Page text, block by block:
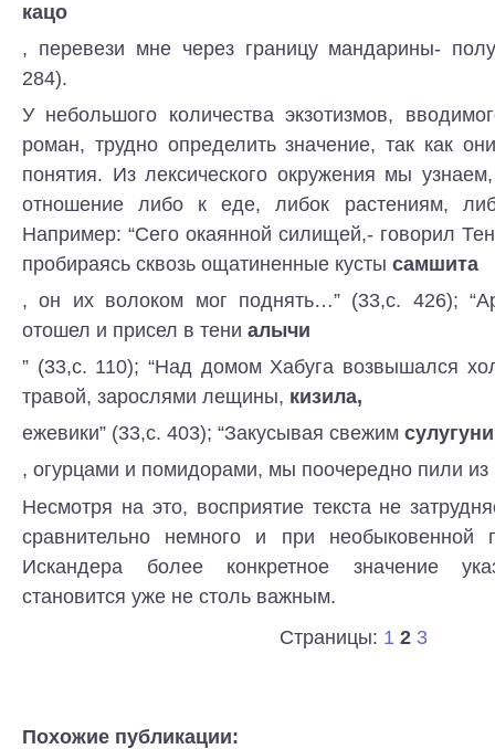
кацо
, перевези мне через границу мандарины-
284).
У небольшого количества экзотизмов,
роман, трудно определить значение, так как
понятия. Из лексического окружения мы
отношение либо к еде, либок растениям,
Например: “Сего окаянной силищей,- говорил
пробираясь сквозь ощатиненные кусты самшита
, он их волоком мог поднять…” (33,с. 426);
отошел и присел в тени алычи
” (33,с. 110); “Над домом Хабуга возвышался
травой, зарослями лещины, кизила,
ежевики” (33,с. 403); “Закусывая свежим сулугуни
, огурцами и помидорами, мы поочередно пили из
Несмотря на это, восприятие текста не
сравнительно немного и при необыковенной
Искандера более конкретное значение
становится уже не столь важным.
Страницы: 1 2 3
Похожие публикации: